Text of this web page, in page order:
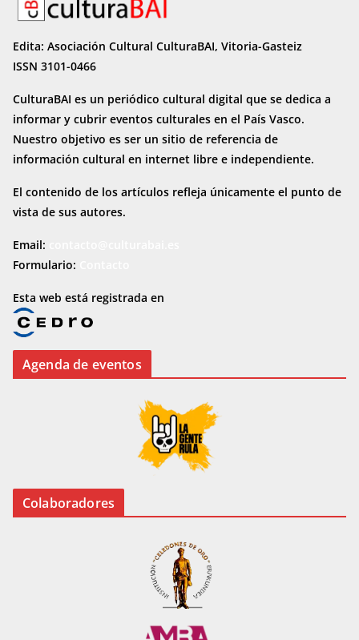
Edita: Asociación Cultural CulturaBAI, Vitoria-Gasteiz
ISSN 3101-0466
CulturaBAI es un periódico cultural digital que se dedica a
informar y cubrir eventos culturales en el País Vasco.
Nuestro objetivo es ser un sitio de referencia de
información cultural en internet libre e independiente.
El contenido de los artículos refleja únicamente el punto de
vista de sus autores.
Email:
Formulario:
Esta web está registrada en
Agenda de eventos
Colaboradores